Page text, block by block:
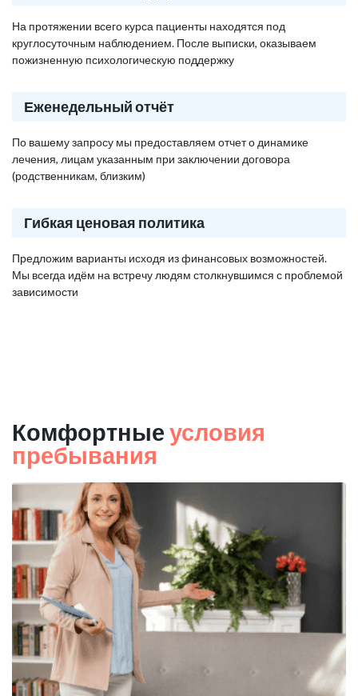
На протяжении всего курса пациенты находятся под
круглосуточным наблюдением. После выписки, оказываем
пожизненную психологическую поддержку
Еженедельный отчёт
По вашему запросу мы предоставляем отчет о динамике
лечения, лицам указанным при заключении договора
(родственникам, близким)
Гибкая ценовая политика
Предложим варианты исходя из финансовых возможностей.
Мы всегда идём на встречу людям столкнувшимся с проблемой
зависимости
Комфортные условия
пребывания